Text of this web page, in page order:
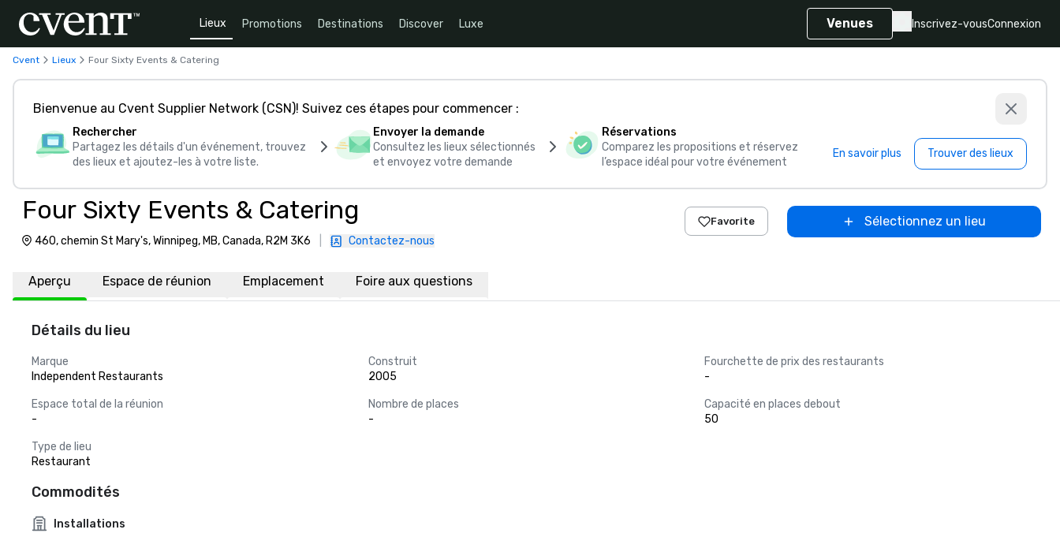
Lieux Promotions Destinations Discover Luxe Venues Inscrivez-vousConnexion
Cvent Lieux Four Sixty Events & Catering
Bienvenue au Cvent Supplier Network (CSN)! Suivez ces étapes pour commencer :
Rechercher
Partagez les détails d'un événement, trouvez
des lieux et ajoutez-les à votre liste.
Envoyer la demande
Consultez les lieux sélectionnés
et envoyez votre demande
Réservations
Comparez les propositions et réservez
l’espace idéal pour votre événement
En savoir plus Trouver des lieux
Four Sixty Events & Catering
460, chemin St Mary's, Winnipeg, MB, Canada, R2M 3K6 Contactez-nous
Favorite Sélectionnez un lieu
Aperçu Espace de réunion Emplacement Foire aux questions
Détails du lieu
Marque
Independent Restaurants
Construit
2005
Fourchette de prix des restaurants
-
Espace total de la réunion
-
Nombre de places
-
Capacité en places debout
50
Type de lieu
Restaurant
Commodités
Installations